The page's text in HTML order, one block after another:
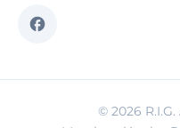
© 2026